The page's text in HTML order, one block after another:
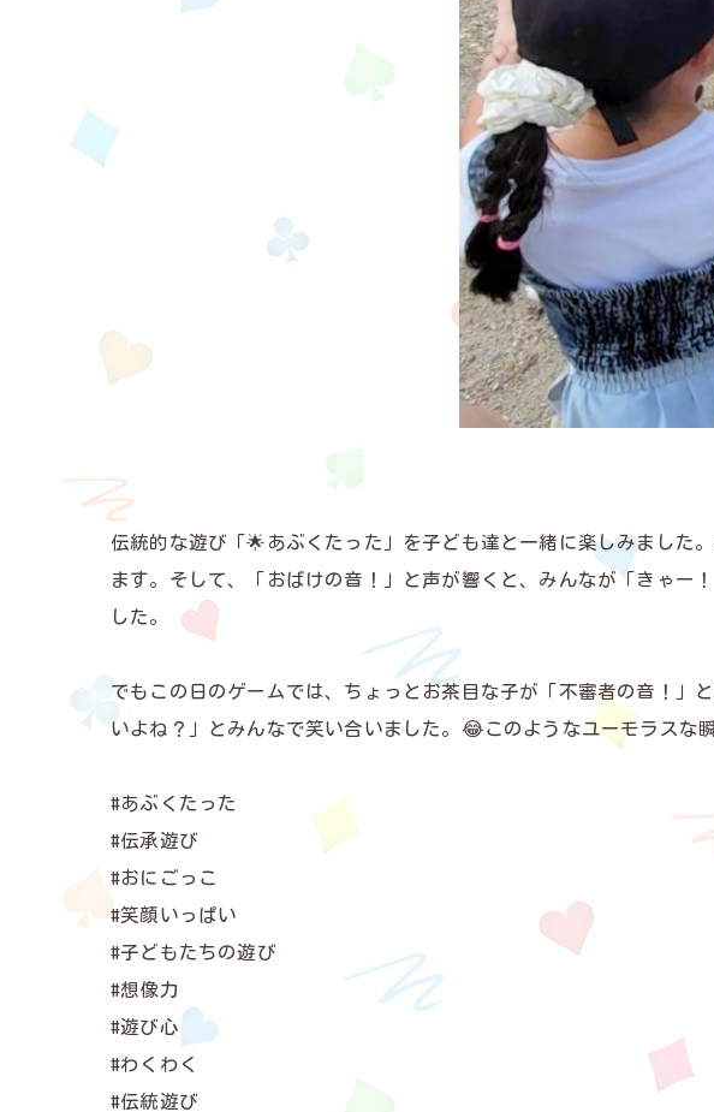
伝統的な遊び「🌟あぶくたった」を子ども達と一緒に楽しみました
ます。そして、「おばけの音！」と声が響くと、みんなが「きゃ
した。
でもこの日のゲームでは、ちょっとお茶目な子が「不審者の音！」
いよね？」とみんなで笑い合いました。😂このようなユーモラスな
#あぶくたった
#伝承遊び
#おにごっこ
#笑顔いっぱい
#子どもたちの遊び
#想像力
#遊び心
#わくわく
#伝統遊び